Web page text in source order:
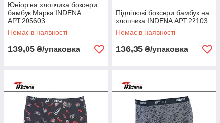
Юніор на хлопчика боксери
бамбук Марка INDENA
АРТ.205603
Немає в наявності
139,05 ₴/упаковка
Підліткові боксери бамбук на
хлопчика INDENA АРТ.22103
Немає в наявності
136,35 ₴/упаковка